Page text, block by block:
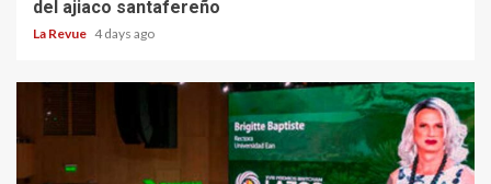
del ajiaco santafereño
La Revue 4 days ago